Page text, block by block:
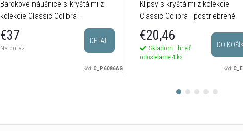
Barokové náušnice s kryštálmi z
kolekcie Classic Colibra -
postriebrené
€37
Na dotaz
DETAIL
Kód: C_P6086AG
Klipsy s kryštálmi z kolekcie
Classic Colibra - postriebrené
€20,46
Skladom - hneď
odosielame 4 ks
DO
Kód: